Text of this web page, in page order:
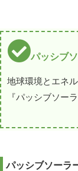
パッシブ
地球環境とエネ
『パッシブソー
パッシブソーラ